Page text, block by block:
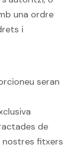
una ordre
i
seran
de
nostres fitxers